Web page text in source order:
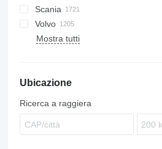
XG
S-Way
Stralis
Stralis 400
Trakker
L2000
LE
TGA
TGS
Actros
Antos
Arocs
Citaro
Econic
LK
D-series
Kerax
Magnum
Scenic
Scania
G-series
P-series
T-series
Volvo
B-series
FL
FMX
N-series
Mostra tutti
Ubicazione
Ricerca a raggiera